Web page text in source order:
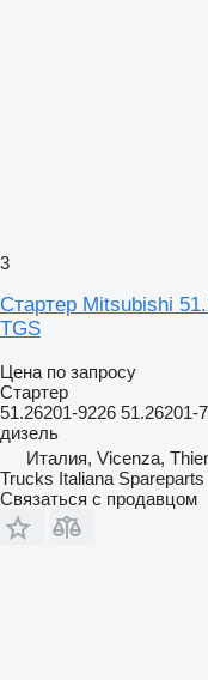
3
Стартер Mitsubishi
TGS
Цена по запросу
Стартер
51.26201-9226 51.26201-
дизель
Италия, Vicenza,
Trucks Italiana Spareparts
Связаться с продавцом